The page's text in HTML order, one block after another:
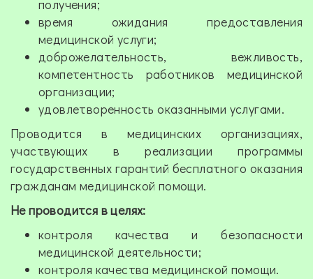
получения;
время ожидания предоставления
медицинской услуги;
доброжелательность, вежливость,
компетентность работников медицинской
организации;
удовлетворенность оказанными услугами.
Проводится в медицинских организациях,
участвующих в реализации программы
государственных гарантий бесплатного оказания
гражданам медицинской помощи.
Не проводится в целях:
контроля качества и безопасности
медицинской деятельности;
контроля качества медицинской помощи.